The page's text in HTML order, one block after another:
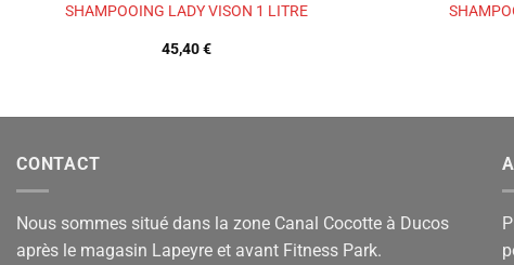
SHAMPOOING LADY VISON 1 LITRE
45,40€
CONTACT
Nous sommes situé dans la zone Canal Cocotte à Ducos
après le magasin Lapeyre et avant Fitness Park.